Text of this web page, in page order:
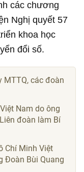
các chương
Nghị quyết 57
khoa học
đổi số.
các đoàn
Nam do ông
đoàn làm Bí
Chí Minh Việt
Đoàn Bùi Quang